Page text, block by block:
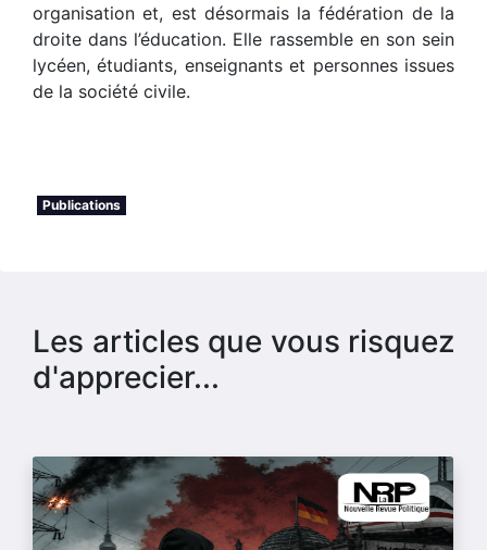
organisation et, est désormais la fédération de la
droite dans l’éducation. Elle rassemble en son sein
lycéen, étudiants, enseignants et personnes issues
de la société civile.
Publications
Les articles que vous risquez
d'apprecier...